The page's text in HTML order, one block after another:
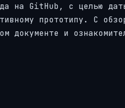
на GitHub, с целью
прототипу. С
документе и